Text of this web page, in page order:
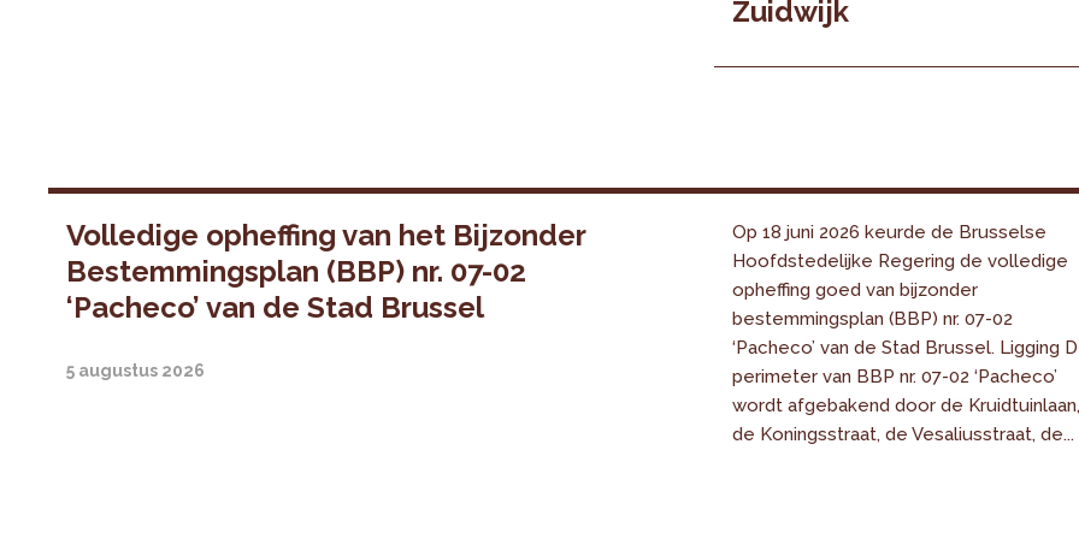
Zuidwijk
Volledige opheffing van het Bijzonder
Bestemmingsplan (BBP) nr. 07-02
‘Pacheco’ van de Stad Brussel
5 augustus 2026
Op 18 juni 2026 keurde de Brusselse
Hoofdstedelijke Regering de volledige
opheffing goed van bijzonder
bestemmingsplan (BBP) nr. 07-02
‘Pacheco’ van de Stad Brussel. Ligging
perimeter van BBP nr. 07-02 ‘Pacheco’
wordt afgebakend door de
de Koningsstraat, de Vesaliusstraat, de...